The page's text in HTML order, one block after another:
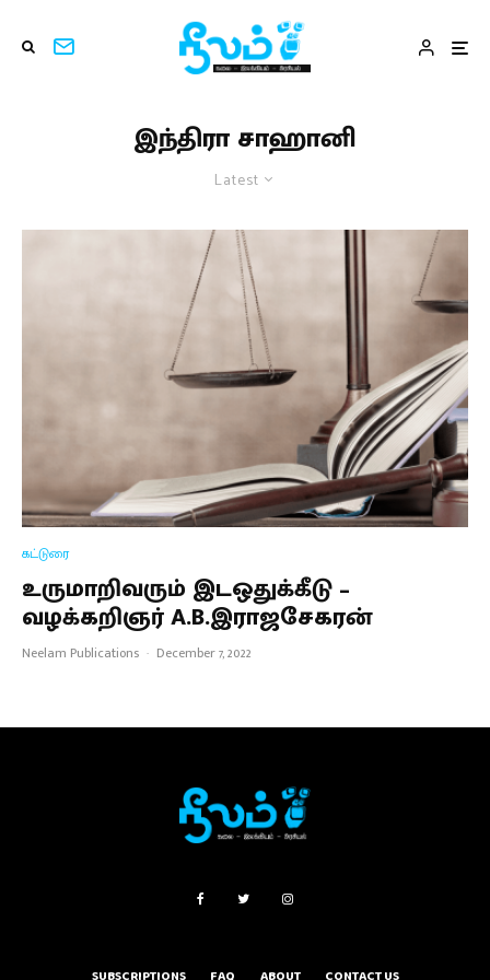
இந்திரா சாஹானி
Latest
கட்டுரை
உருமாறிவரும் இடஒதுக்கீடு –
வழக்கறிஞர் A.B.இராஜசேகரன்
Neelam Publications · December 7, 2022